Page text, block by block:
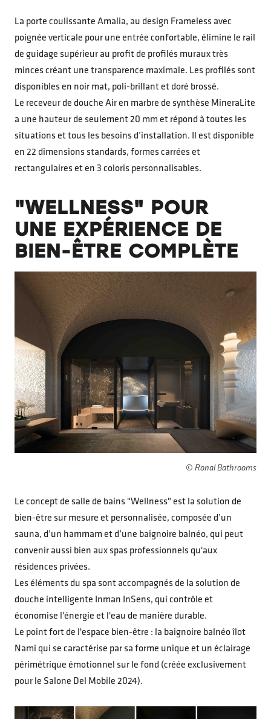
La porte coulissante Amalia, au design Frameless avec
poignée verticale pour une entrée confortable, élimine le rail
de guidage supérieur au profit de profilés muraux très
minces créant une transparence maximale. Les profilés sont
disponibles en noir mat, poli-brillant et doré brossé.
Le receveur de douche Air en marbre de synthèse MineraLite
a une hauteur de seulement 20 mm et répond à toutes les
situations et tous les besoins d’installation. Il est disponible
en 22 dimensions standards, formes carrées et
rectangulaires et en 3 coloris personnalisables.
"WELLNESS" POUR
UNE EXPÉRIENCE DE
BIEN-ÊTRE COMPLÈTE
© Ronal Bathrooms
Le concept de salle de bains "Wellness" est la solution de
bien-être sur mesure et personnalisée, composée d’un
sauna, d’un hammam et d’une baignoire balnéo, qui peut
convenir aussi bien aux spas professionnels qu'aux
résidences privées.
Les éléments du spa sont accompagnés de la solution de
douche intelligente Inman InSens, qui contrôle et
économise l'énergie et l'eau de manière durable.
Le point fort de l'espace bien-être : la baignoire balnéo îlot
Nami qui se caractérise par sa forme unique et un éclairage
périmétrique émotionnel sur le fond (créée exclusivement
pour le Salone Del Mobile 2024).